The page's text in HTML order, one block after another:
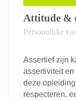
Attitude &
Persoonlijke
Assertief zijn
assertiviteit
deze
respecteren,